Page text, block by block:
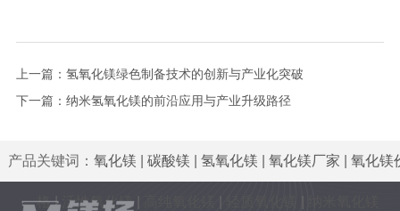
上一篇： 氢氧化镁绿色制备技术的创新与产业化突破
下一篇： 纳米氢氧化镁的前沿应用与产业升级路径
产品关键词： 氧化镁 碳酸镁 氢氧化镁 氧化镁厂家 氧化镁
格| 活性氧化镁|